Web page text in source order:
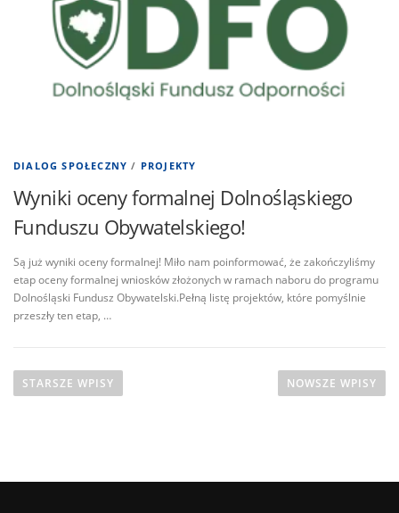
DIALOG SPOŁECZNY / PROJEKTY
Wyniki oceny formalnej Dolnośląskiego
Funduszu Obywatelskiego!
Są już wyniki oceny formalnej! Miło nam poinformować, że zakończyliśmy
etap oceny formalnej wniosków złożonych w ramach naboru do programu
Dolnośląski Fundusz Obywatelski.Pełną listę projektów, które pomyślnie
przeszły ten etap, …
STARSZE WPISY NOWSZE WPISY